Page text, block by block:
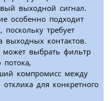
выходной сигнал.
особенно подходит
требует
выходных контактов.
может выбрать фильтр
компромисс между
для конкретного